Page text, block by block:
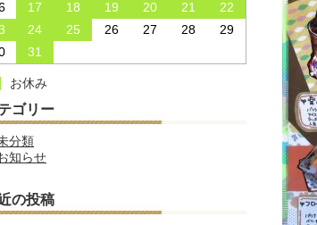
17 18 19 20 21
22
24 25 26 27 28
29
31
お休み
ゴリー
分類
知らせ
の投稿